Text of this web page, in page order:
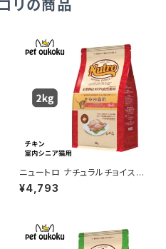
リの商品
ニュートロ ナチュラルチョイス
室内猫用 シニア チキン 2kg 4
562358785405
¥4,793